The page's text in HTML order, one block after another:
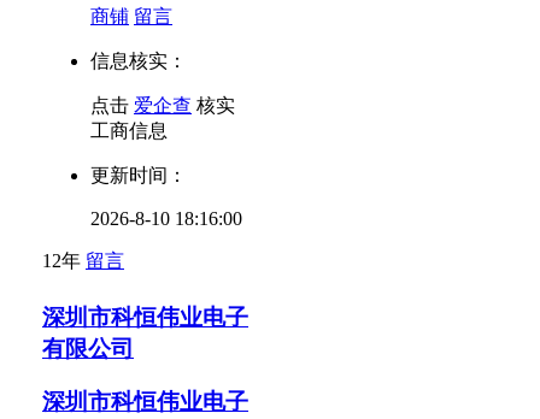
商铺 留言
信息核实：
点击 爱企查 核实
工商信息
更新时间：
2026-8-10 18:16:00
12年 留言
深圳市科恒伟业电子
有限公司
深圳市科恒伟业电子